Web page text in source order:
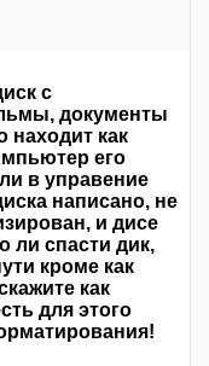
с
документы
находит как
его
в управение
написано, не
и дисе
ли спасти дик,
кроме как
как
для этого